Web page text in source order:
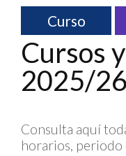
Curso
Cursos
2025/26
Consulta aquí
horarios,